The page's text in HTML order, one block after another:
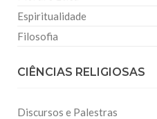
Espiritualidade
Filosofia
CIÊNCIAS RELIGIOSAS
Discursos e Palestras